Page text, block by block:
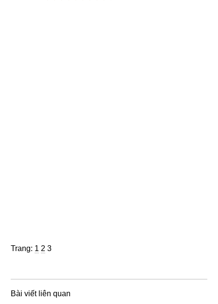
Trang: Trang
1 Trang
2 Trang
3
Bài viết liên quan